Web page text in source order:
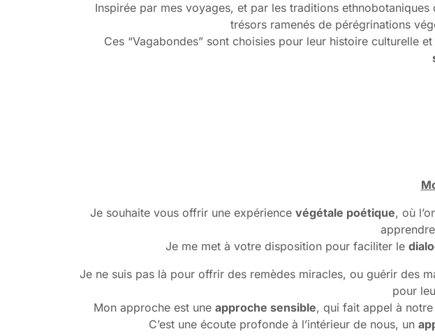
Inspirée par mes voyages, et par les traditions
trésors ramenés de pérégrinations
Ces “Vagabondes” sont choisies pour leur histoire culturelle
Je souhaite vous offrir une expérience végétale poétique, où
Je me met à votre disposition pour faciliter le
Je ne suis pas là pour offrir des remèdes miracles, ou guérir des
pour
Mon approche est une approche sensible, qui fait appel à
C’est une écoute profonde à l’intérieur de nous, un